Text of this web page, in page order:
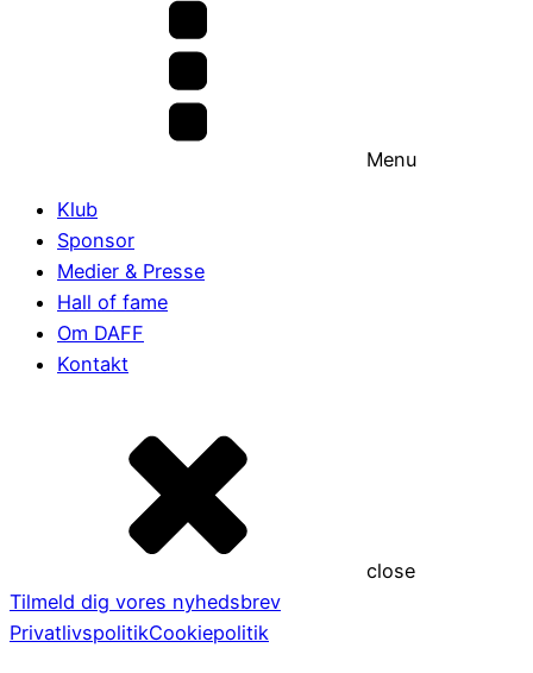
Menu
Klub
Sponsor
Medier & Presse
Hall of fame
Om DAFF
Kontakt
close
Tilmeld dig vores nyhedsbrev
PrivatlivspolitikCookiepolitik